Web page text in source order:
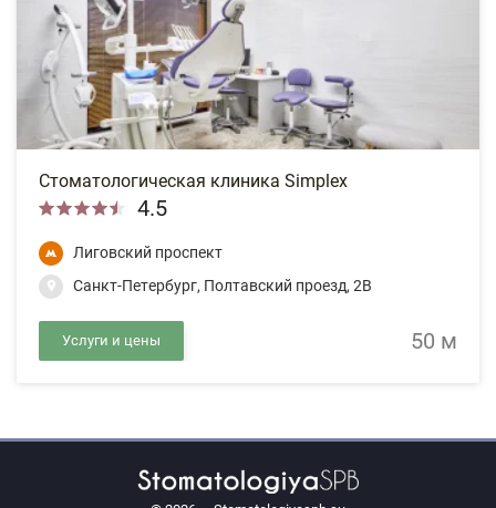
Стоматологическая клиника Simplex
4.5
Лиговский проспект
Санкт-Петербург, Полтавский проезд, 2В
Услуги и цены 50 м